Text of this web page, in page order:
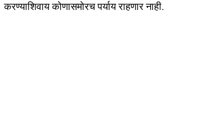
करण्याशिवाय कोणासमोरच पर्याय राहणार नाही.